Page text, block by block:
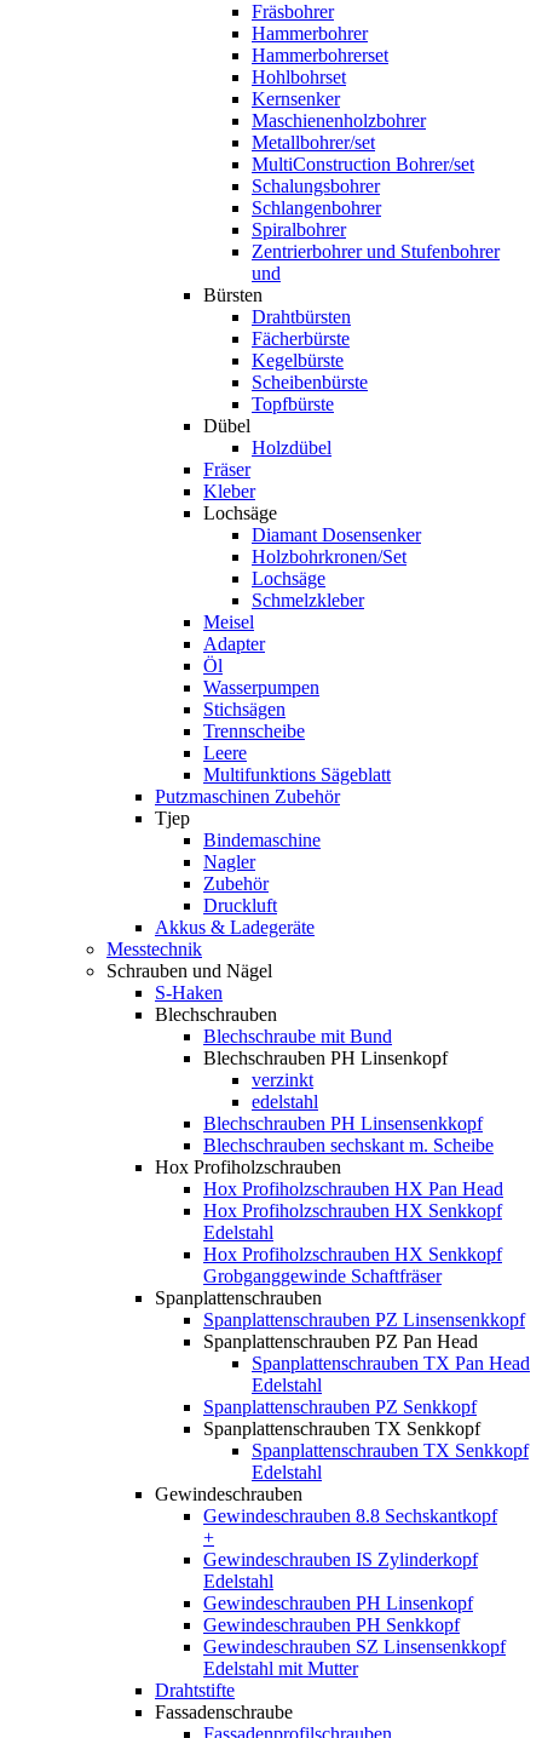
Fräsbohrer
Hammerbohrer
Hammerbohrerset
Hohlbohrset
Kernsenker
Maschienenholzbohrer
Metallbohrer/set
MultiConstruction Bohrer/set
Schalungsbohrer
Schlangenbohrer
Spiralbohrer
Zentrierbohrer und Stufenbohrer
und
Bürsten
Drahtbürsten
Fächerbürste
Kegelbürste
Scheibenbürste
Topfbürste
Dübel
Holzdübel
Fräser
Kleber
Lochsäge
Diamant Dosensenker
Holzbohrkronen/Set
Lochsäge
Schmelzkleber
Meisel
Adapter
Öl
Wasserpumpen
Stichsägen
Trennscheibe
Leere
Multifunktions Sägeblatt
Putzmaschinen Zubehör
Tjep
Bindemaschine
Nagler
Zubehör
Druckluft
Akkus & Ladegeräte
Messtechnik
Schrauben und Nägel
S-Haken
Blechschrauben
Blechschraube mit Bund
Blechschrauben PH Linsenkopf
verzinkt
edelstahl
Blechschrauben PH Linsensenkkopf
Blechschrauben sechskant m. Scheibe
Hox Profiholzschrauben
Hox Profiholzschrauben HX Pan Head
Hox Profiholzschrauben HX Senkkopf
Edelstahl
Hox Profiholzschrauben HX Senkkopf
Grobganggewinde Schaftfräser
Spanplattenschrauben
Spanplattenschrauben PZ Linsensenkkopf
Spanplattenschrauben PZ Pan Head
Spanplattenschrauben TX Pan Head
Edelstahl
Spanplattenschrauben PZ Senkkopf
Spanplattenschrauben TX Senkkopf
Spanplattenschrauben TX Senkkopf
Edelstahl
Gewindeschrauben
Gewindeschrauben 8.8 Sechskantkopf
+
Gewindeschrauben IS Zylinderkopf
Edelstahl
Gewindeschrauben PH Linsenkopf
Gewindeschrauben PH Senkkopf
Gewindeschrauben SZ Linsensenkkopf
Edelstahl mit Mutter
Drahtstifte
Fassadenschraube
Fassadenprofilschrauben